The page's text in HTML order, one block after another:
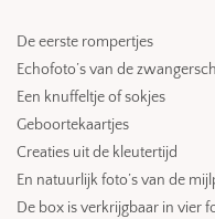
De eerste rompertjes
Echofoto’s van de
Een knuffeltje of sokjes
Geboortekaartjes
Creaties uit de kleutertijd
En natuurlijk foto’s van de
De box is verkrijgbaar in vier